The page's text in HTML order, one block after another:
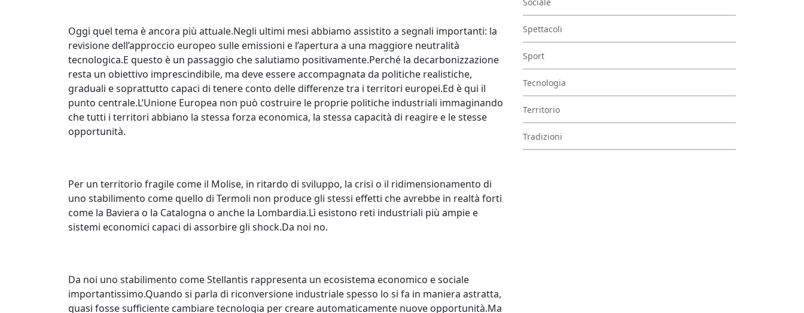
Oggi quel tema è ancora più attuale.Negli ultimi mesi abbiamo assistito a segnali importanti: la
revisione dell’approccio europeo sulle emissioni e l’apertura a una maggiore neutralità
tecnologica.E questo è un passaggio che salutiamo positivamente.Perché la decarbonizzazione
resta un obiettivo imprescindibile, ma deve essere accompagnata da politiche realistiche,
graduali e soprattutto capaci di tenere conto delle differenze tra i territori europei.Ed è qui il
punto centrale.L’Unione Europea non può costruire le proprie politiche industriali immaginando
che tutti i territori abbiano la stessa forza economica, la stessa capacità di reagire e le stesse
opportunità.
Per un territorio fragile come il Molise, in ritardo di sviluppo, la crisi o il ridimensionamento di
uno stabilimento come quello di Termoli non produce gli stessi effetti che avrebbe in realtà forti
come la Baviera o la Catalogna o anche la Lombardia.Lì esistono reti industriali più ampie e
sistemi economici capaci di assorbire gli shock.Da noi no.
Da noi uno stabilimento come Stellantis rappresenta un ecosistema economico e sociale
importantissimo.Quando si parla di riconversione industriale spesso lo si fa in maniera astratta,
quasi fosse sufficiente cambiare tecnologia per creare automaticamente nuove opportunità.Ma
Spettacoli
Sport
Tecnologia
Territorio
Tradizioni